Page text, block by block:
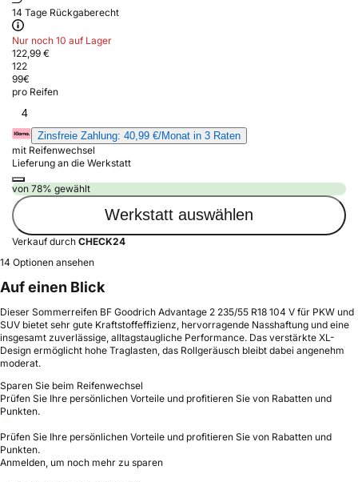
14 Tage Rückgaberecht
Nur noch 10 auf Lager
122,99 €
122
99€
pro Reifen
4
Zinsfreie Zahlung: 40,99 €/Monat in 3 Raten
mit Reifenwechsel
Lieferung an die Werkstatt
von 78% gewählt
Werkstatt auswählen
Verkauf durch CHECK24
14 Optionen ansehen
Auf einen Blick
Dieser Sommerreifen BF Goodrich Advantage 2 235/55 R18 104 V für PKW und
SUV bietet sehr gute Kraftstoffeffizienz, hervorragende Nasshaftung und eine
insgesamt zuverlässige, alltagstaugliche Performance. Das verstärkte XL-
Design ermöglicht hohe Traglasten, das Rollgeräusch bleibt dabei angenehm
moderat.
Sparen Sie beim Reifenwechsel
Prüfen Sie Ihre persönlichen Vorteile und profitieren Sie von Rabatten und
Punkten.
Prüfen Sie Ihre persönlichen Vorteile und profitieren Sie von Rabatten und
Punkten.
Anmelden, um noch mehr zu sparen